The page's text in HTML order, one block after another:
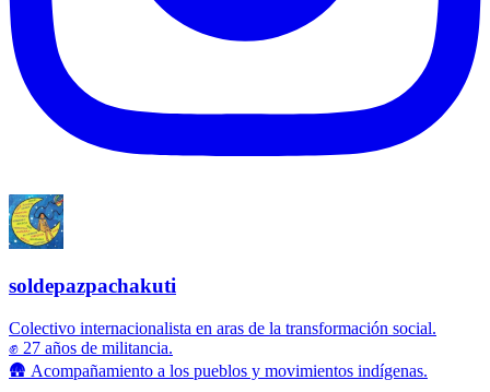
soldepazpachakuti
Colectivo internacionalista en aras de la transformación social.
✊ 27 años de militancia.
🛖 Acompañamiento a los pueblos y movimientos indígenas.